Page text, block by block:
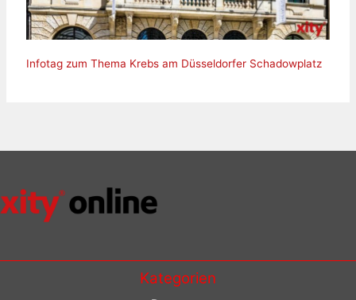
Infotag zum Thema Krebs am Düsseldorfer Schadowplatz
Kategorien